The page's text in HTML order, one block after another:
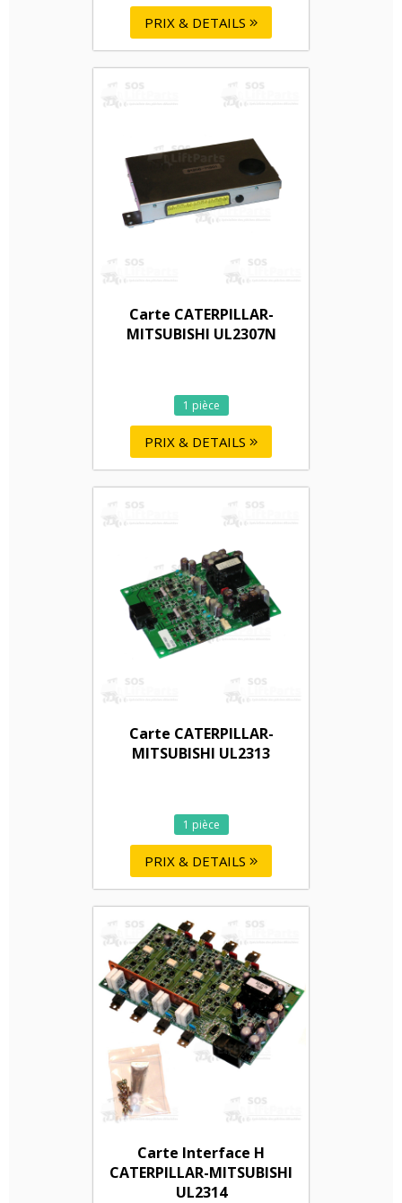
PRIX & DETAILS
Carte CATERPILLAR-
MITSUBISHI UL2307N
1 pièce
PRIX & DETAILS
Carte CATERPILLAR-
MITSUBISHI UL2313
1 pièce
PRIX & DETAILS
Carte Interface H
CATERPILLAR-MITSUBISHI
UL2314